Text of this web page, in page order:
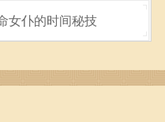
女仆的时间秘技